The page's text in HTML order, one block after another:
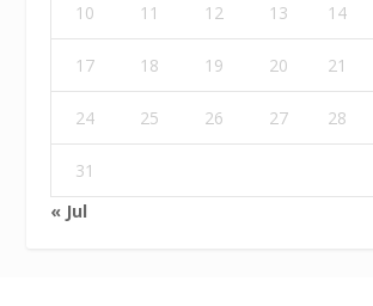
10 11 12 13 14
17 18 19 20 21
24 25 26 27 28
31
« Jul